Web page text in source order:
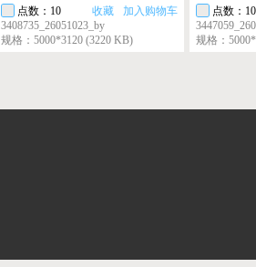
收藏 加入购物车
点数：10
3408735_26051023_by
规格：5000*3120 (3220 KB)
点数：10
规格：